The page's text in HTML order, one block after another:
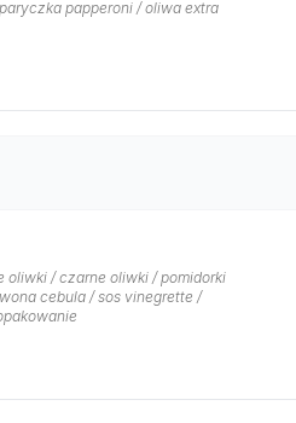
papperoni / oliwa extra
oliwki / czarne oliwki / pomidorki
cebula / sos vinegrette /